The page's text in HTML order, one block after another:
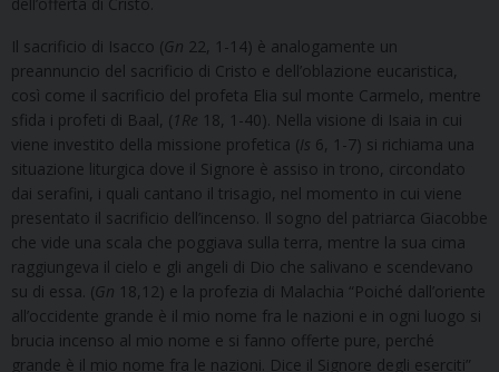
Il sacrificio di Isacco (Gn 22, 1-14) è analogamente un
preannuncio del sacrificio di Cristo e dell’oblazione eucaristica,
così come il sacrificio del profeta Elia sul monte Carmelo, mentre
sfida i profeti di Baal, ( 1Re 18, 1-40). Nella visione di Isaia in cui
viene investito della missione profetica (Is 6, 1-7) si richiama una
situazione liturgica dove il Signore è assiso in trono, circondato
dai serafini, i quali cantano il trisagio, nel momento in cui viene
presentato il sacrificio dell’incenso. Il sogno del patriarca Giacobbe
che vide una scala che poggiava sulla terra, mentre la sua cima
raggiungeva il cielo e gli angeli di Dio che salivano e scendevano
su di essa. (Gn 18,12) e la profezia di Malachia “Poiché dall’oriente
all’occidente grande è il mio nome fra le nazioni e in ogni luogo si
brucia incenso al mio nome e si fanno offerte pure, perché
grande è il mio nome fra le nazioni. Dice il Signore degli eserciti”